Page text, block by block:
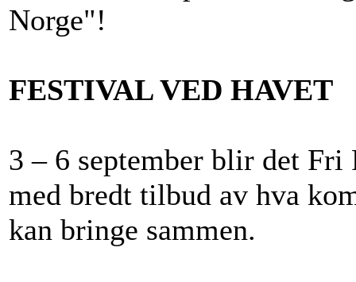
Norge"!
FESTIVAL VED HAVET
3 – 6 september blir det
med bredt tilbud av hva
kan bringe sammen.